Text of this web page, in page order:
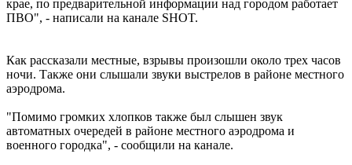
крае, по предварительной информации над городом работает
ПВО", - написали на канале SHOT.
Как рассказали местные, взрывы произошли около трех часов
ночи. Также они слышали звуки выстрелов в районе местного
аэродрома.
"Помимо громких хлопков также был слышен звук
автоматных очередей в районе местного аэродрома и
военного городка", - сообщили на канале.